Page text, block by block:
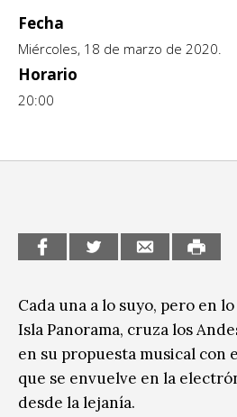
CCE en el interior/libros
Espacio itinerante de lectura
Exposiciones
Formación
Género y Diversidad
Música
Sin categoría
Fecha
Miércoles, 18 de marzo de 2020.
Horario
20:00
Cada una a lo suyo, pero en
Isla Panorama, cruza los
en su propuesta musical con
que se envuelve en la
desde la lejanía.